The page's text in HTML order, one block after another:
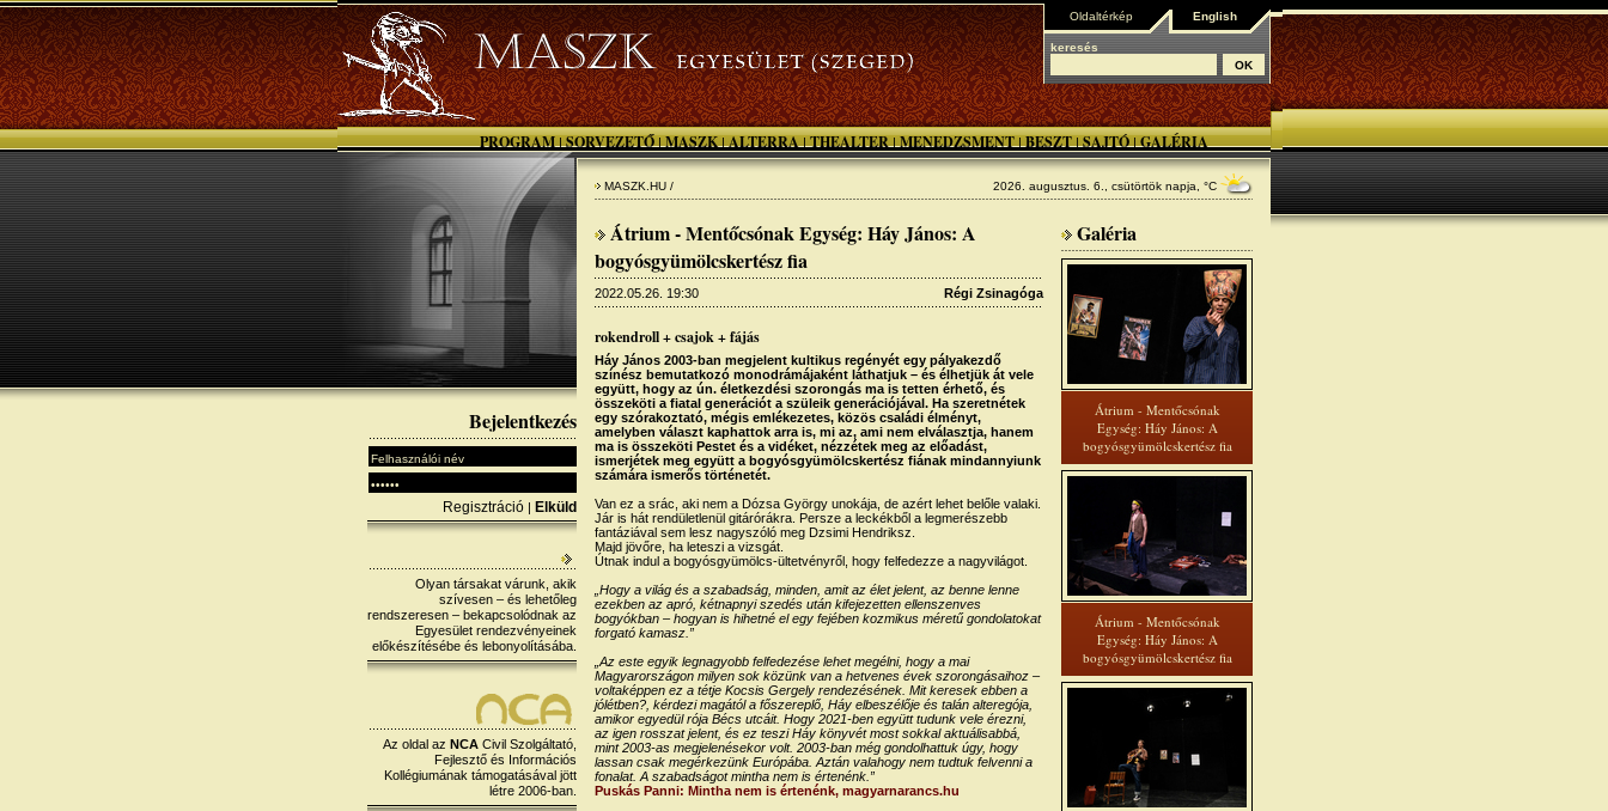
Oldaltérkép English
keresés
PROGRAM | SORVEZETŐ | MASZK | ALTERRA | THEALTER | MENEDZSMENT | BESZT | SAJTÓ | GALÉRIA
Bejelentkezés
Regisztráció | Elküld
Olyan társakat várunk, akik
szívesen – és lehetőleg
rendszeresen – bekapcsolódnak az
Egyesület rendezvényeinek
előkészítésébe és lebonyolításába.
Az oldal az NCA Civil Szolgáltató,
Fejlesztő és Információs
Kollégiumának támogatásával jött
létre 2006-ban.
MASZK.HU / 2026. augusztus. 6., csütörtök napja, °C
Galéria
Átrium - Mentőcsónak
Egység: Háy János: A
bogyósgyümölcskertész fia
Átrium - Mentőcsónak
Egység: Háy János: A
bogyósgyümölcskertész fia
Átrium - Mentőcsónak Egység: Háy János: A
bogyósgyümölcskertész fia
Régi Zsinagóga
2022.05.26. 19:30
rokendroll + csajok + fájás
Háy János 2003-ban megjelent kultikus regényét egy pályakezdő
színész bemutatkozó monodrámájaként láthatjuk – és élhetjük át vele
együtt, hogy az ún. életkezdési szorongás ma is tetten érhető, és
összeköti a fiatal generációt a szüleik generációjával. Ha szeretnétek
egy szórakoztató, mégis emlékezetes, közös családi élményt,
amelyben választ kaphattok arra is, mi az, ami nem elválasztja, hanem
ma is összeköti Pestet és a vidéket, nézzétek meg az előadást,
ismerjétek meg együtt a bogyósgyümölcskertész fiának mindannyiunk
számára ismerős történetét.
Van ez a srác, aki nem a Dózsa György unokája, de azért lehet belőle valaki.
Jár is hát rendületlenül gitárórákra. Persze a leckékből a legmerészebb
fantáziával sem lesz nagyszóló meg Dzsimi Hendriksz.
Majd jövőre, ha leteszi a vizsgát.
Útnak indul a bogyósgyümölcs-ültetvényről, hogy felfedezze a nagyvilágot.
„Hogy a világ és a szabadság, minden, amit az élet jelent, az benne lenne
ezekben az apró, kétnapnyi szedés után kifejezetten ellenszenves
bogyókban – hogyan is hihetné el egy fejében kozmikus méretű gondolatokat
forgató kamasz.”
„Az este egyik legnagyobb felfedezése lehet megélni, hogy a mai
Magyarországon milyen sok közünk van a hetvenes évek szorongásaihoz –
voltaképpen ez a tétje Kocsis Gergely rendezésének. Mit keresek ebben a
jólétben?, kérdezi magától a főszereplő, Háy elbeszélője és talán alteregója,
amikor egyedül rója Bécs utcáit. Hogy 2021-ben együtt tudunk vele érezni,
az igen rosszat jelent, és ez teszi Háy könyvét most sokkal aktuálisabbá,
mint 2003-as megjelenésekor volt. 2003-ban még gondolhattuk úgy, hogy
lassan csak megérkezünk Európába. Aztán valahogy nem tudtuk felvenni a
fonalat. A szabadságot mintha nem is értenénk.”
Puskás Panni: Mintha nem is értenénk, magyarnarancs.hu